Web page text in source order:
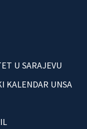
U SARAJEVU
KALENDAR UNSA